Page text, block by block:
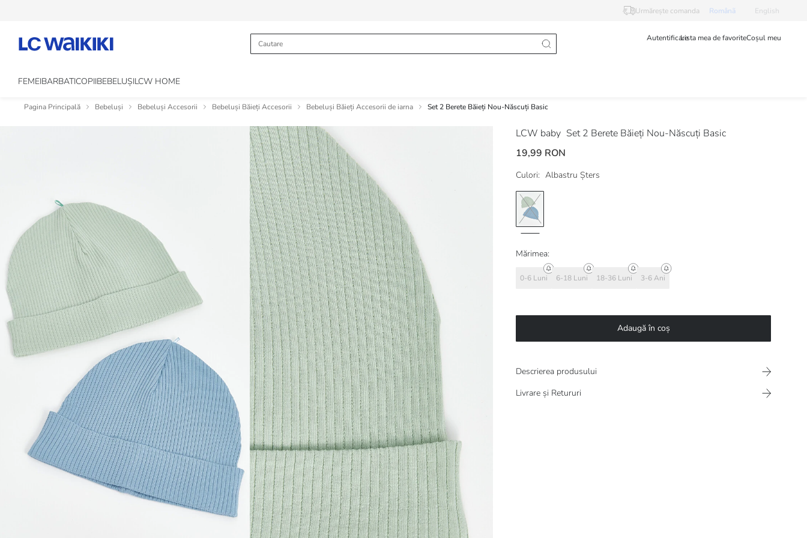
Urmărește comanda Românã English
AutentificareLista mea de favoriteCoșul meu
FEMEIBARBATICOPIIBEBELUȘILCW HOME
Pagina Principală Bebeluși Bebeluși Accesorii Bebeluși Băieți Accesorii Bebeluși Băieți Accesorii de iarna Set 2 Berete Băieți Nou-Născuți Basic
LCW baby Set 2 Berete Băieți Nou-Născuți Basic
19,99 RON
Culori: Albastru Șters
Mărimea:
0-6 Luni 6-18 Luni 18-36 Luni 3-6 Ani
Adaugă în coș
Descrierea produsului
Livrare și Retururi